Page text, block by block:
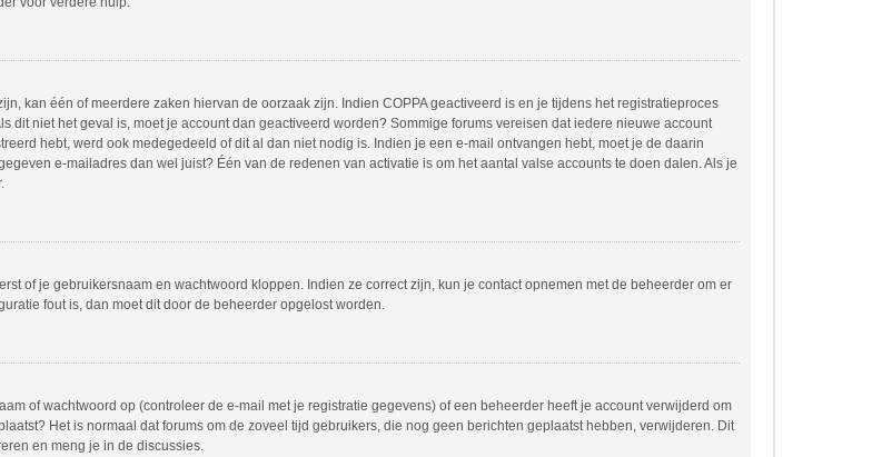
kan één of meerdere zaken hiervan de oorzaak zijn. Indien COPPA geactiveerd is en je tijdens het registratieproces
dit niet het geval is, moet je account dan geactiveerd worden? Sommige forums vereisen dat iedere nieuwe account
hebt, werd ook medegedeeld of dit al dan niet nodig is. Indien je een e-mail ontvangen hebt, moet je de daarin
e-mailadres dan wel juist? Één van de redenen van activatie is om het aantal valse accounts te doen dalen. Als je
of je gebruikersnaam en wachtwoord kloppen. Indien ze correct zijn, kun je contact opnemen met de beheerder om er
fout is, dan moet dit door de beheerder opgelost worden.
of wachtwoord op (controleer de e-mail met je registratie gegevens) of een beheerder heeft je account verwijderd om
Het is normaal dat forums om de zoveel tijd gebruikers, die nog geen berichten geplaatst hebben, verwijderen. Dit
en meng je in de discussies.